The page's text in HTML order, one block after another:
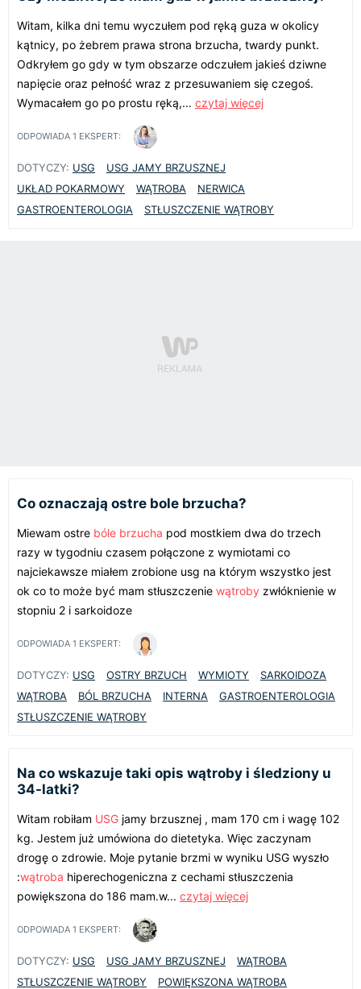
Witam, kilka dni temu wyczułem pod ręką guza w okolicy
kątnicy, po żebrem prawa strona brzucha, twardy punkt.
Odkryłem go gdy w tym obszarze odczułem jakieś dziwne
napięcie oraz pełność wraz z przesuwaniem się czegoś.
Wymacałem go po prostu ręką,... czytaj więcej
ODPOWIADA 1 EKSPERT:
DOTYCZY: USG
USG JAMY BRZUSZNEJ
UKŁAD POKARMOWY
WĄTROBA
NERWICA
GASTROENTEROLOGIA
STŁUSZCZENIE WĄTROBY
Co oznaczają ostre bole brzucha?
Miewam ostre bóle brzucha pod mostkiem dwa do trzech
razy w tygodniu czasem połączone z wymiotami co
najciekawsze miałem zrobione usg na którym wszystko jest
ok co to może być mam stłuszczenie wątroby zwłóknienie w
stopniu 2 i sarkoidoze
ODPOWIADA 1 EKSPERT:
DOTYCZY: USG OSTRY BRZUCH WYMIOTY
SARKOIDOZA
WĄTROBA
BÓL BRZUCHA INTERNA
GASTROENTEROLOGIA
STŁUSZCZENIE WĄTROBY
Na co wskazuje taki opis wątroby i śledziony u
34-latki?
Witam robiłam USG jamy brzusznej , mam 170 cm i wagę 102
kg. Jestem już umówiona do dietetyka. Więc zaczynam
drogę o zdrowie. Moje pytanie brzmi w wyniku USG wyszło
:wątroba hiperechogeniczna z cechami stłuszczenia
powiększona do 186 mam.w... czytaj więcej
ODPOWIADA 1 EKSPERT:
DOTYCZY: USG USG JAMY BRZUSZNEJ
WĄTROBA
STŁUSZCZENIE WĄTROBY
POWIĘKSZONA WĄTROBA